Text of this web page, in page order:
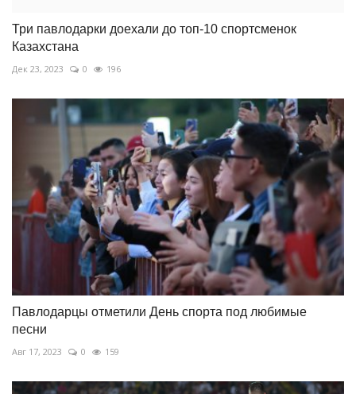
Три павлодарки доехали до топ-10 спортсменок
Казахстана
Дек 23, 2023 0 196
Павлодарцы отметили День спорта под любимые
песни
Авг 17, 2023 0 159